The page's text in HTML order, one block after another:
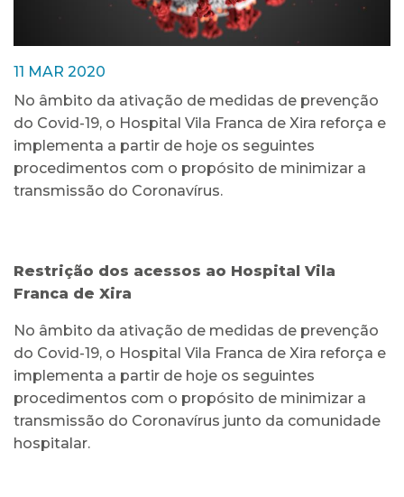
11 MAR 2020
No âmbito da ativação de medidas de prevenção
do Covid-19, o Hospital Vila Franca de Xira reforça e
implementa a partir de hoje os seguintes
procedimentos com o propósito de minimizar a
transmissão do Coronavírus.
Restrição dos acessos ao Hospital Vila
Franca de Xira
No âmbito da ativação de medidas de prevenção
do Covid-19, o Hospital Vila Franca de Xira reforça e
implementa a partir de hoje os seguintes
procedimentos com o propósito de minimizar a
transmissão do Coronavírus junto da comunidade
hospitalar.